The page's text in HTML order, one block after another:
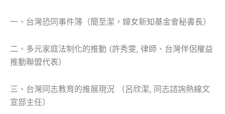
一、台灣恐同事件簿 （簡至潔，婦女新知基金會秘書長）
二、多元家庭法制化的推動 (許秀雯, 律師、台灣伴侶權益
推動聯盟代表）
三、台灣同志教育的推展現況
（呂欣潔, 同志諮詢熱線文
宣部主任）